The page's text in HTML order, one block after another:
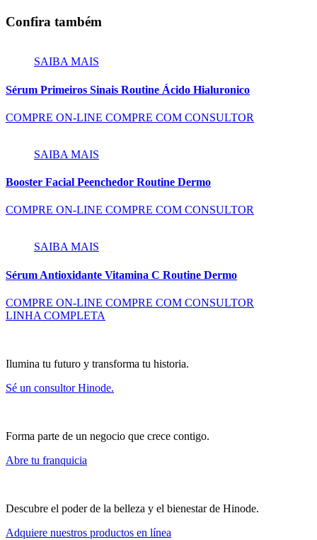
Confira também
SAIBA MAIS
Sérum Primeiros Sinais Routine Ácido Hialuronico
COMPRE ON-LINE COMPRE COM CONSULTOR
SAIBA MAIS
Booster Facial Peenchedor Routine Dermo
COMPRE ON-LINE COMPRE COM CONSULTOR
SAIBA MAIS
Sérum Antioxidante Vitamina C Routine Dermo
COMPRE ON-LINE COMPRE COM CONSULTOR
LINHA COMPLETA
Ilumina tu futuro y transforma tu historia.
Sé un consultor Hinode.
Forma parte de un negocio que crece contigo.
Abre tu franquicia
Descubre el poder de la belleza y el bienestar de Hinode.
Adquiere nuestros productos en línea